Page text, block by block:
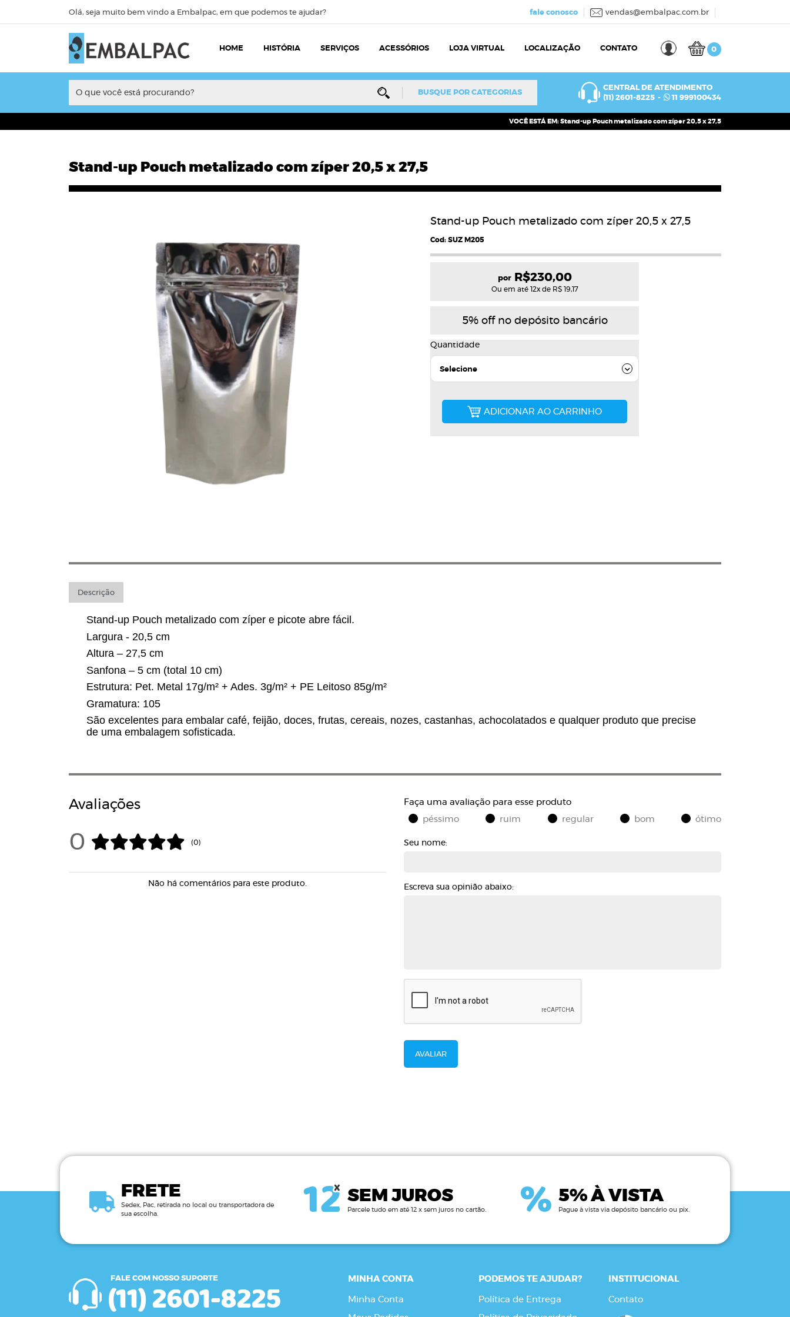
Olá, seja muito bem vindo a Embalpac, em que podemos te ajudar? fale conosco vendas@embalpac.com.br
HOME HISTÓRIA SERVIÇOS ACESSÓRIOS LOJA VIRTUAL LOCALIZAÇÃO CONTATO 0
BUSQUE POR CATEGORIAS
CENTRAL DE ATENDIMENTO
(11) 2601-8225 - 11 999100434
VOCÊ ESTÁ EM: Stand-up Pouch metalizado com zíper 20,5 x 27,5
Stand-up Pouch metalizado com zíper 20,5 x 27,5
Stand-up Pouch metalizado com zíper 20,5 x 27,5
Cod: SUZ M205
por R$230,00
Ou em até 12x de R$ 19,17
5% off no depósito bancário
Quantidade
Selecione
ADICIONAR AO CARRINHO
Descrição
Stand-up Pouch metalizado com zíper e picote abre fácil.
Largura - 20,5 cm
Altura – 27,5 cm
Sanfona – 5 cm (total 10 cm)
Estrutura: Pet. Metal 17g/m² + Ades. 3g/m² + PE Leitoso 85g/m²
Gramatura: 105
São excelentes para embalar café, feijão, doces, frutas, cereais, nozes, castanhas, achocolatados e qualquer produto que precise
de uma embalagem sofisticada.
Avaliações
0 (0)
Não há comentários para este produto.
Faça uma avaliação para esse produto
péssimo
ruim regular bom ótimo
Seu nome:
Escreva sua opinião abaixo:
AVALIAR
FRETE
Sedex, Pac, retirada no local ou transportadora de
sua escolha.
12 SEM JUROS
Parcele tudo em até 12 x sem juros no cartão. % 5% À VISTA
Pague à vista via depósito bancário ou pix.
FALE COM NOSSO SUPORTE
(11) 2601-8225 MINHA CONTA
Minha Conta
PODEMOS TE AJUDAR?
Política de Entrega
INSTITUCIONAL
Contato